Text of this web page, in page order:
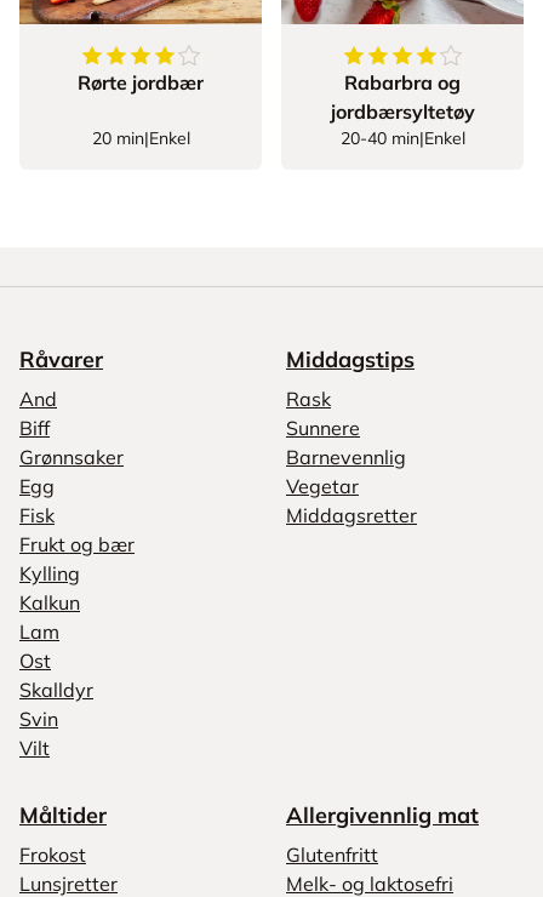
4.222222222222222
stjerner
Rørte jordbær
20 min|Enkel
4.125av5stjerner
Rabarbra og
jordbærsyltetøy
20-40 min|Enkel
Råvarer
And
Biff
Grønnsaker
Egg
Fisk
Frukt og bær
Kylling
Kalkun
Lam
Ost
Skalldyr
Svin
Vilt
Middagstips
Rask
Sunnere
Barnevennlig
Vegetar
Middagsretter
Måltider
Frokost
Lunsjretter
Allergivennlig mat
Glutenfritt
Melk- og laktosefri